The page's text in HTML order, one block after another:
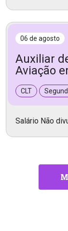
06 de agosto
Auxiliar
Aviação
CLT
Salário Não